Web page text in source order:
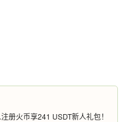
册火币享241 USDT新人礼包！